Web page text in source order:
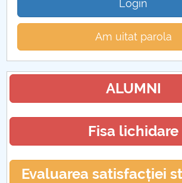
Login
Am uitat parola
ALUMNI
Fisa lichidare
Evaluarea satisfacției